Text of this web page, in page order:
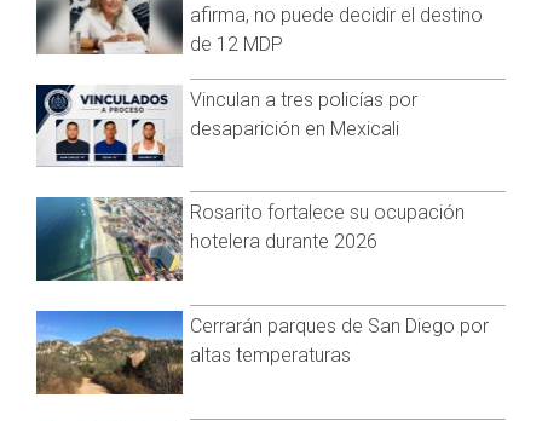
nada”, indicaron socios.
Incluso, ahora falta que la hayan cortado por alguna deuda,
“esperemos que no”.
El presidente del Consejo Directivo, Gastón Toledo, esperan
tome cartas en el asunto; por lo pronto no tienen agua.
afirma, no puede decidir el destino
de 12 MDP
Vinculan a tres policías por
desaparición en Mexicali
Rosarito fortalece su ocupación
hotelera durante 2026
Cerrarán parques de San Diego por
altas temperaturas